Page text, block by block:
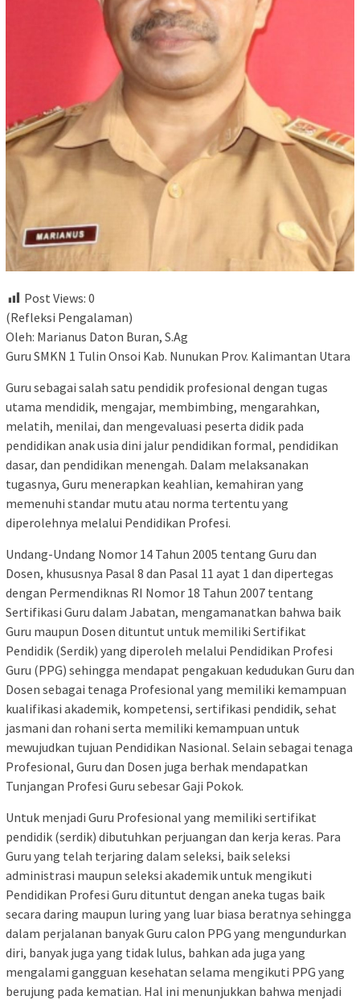
Post Views: 0
(Refleksi Pengalaman)
Oleh: Marianus Daton Buran, S.Ag
Guru SMKN 1 Tulin Onsoi Kab. Nunukan Prov. Kalimantan Utara
Guru sebagai salah satu pendidik profesional dengan tugas
utama mendidik, mengajar, membimbing, mengarahkan,
melatih, menilai, dan mengevaluasi peserta didik pada
pendidikan anak usia dini jalur pendidikan formal, pendidikan
dasar, dan pendidikan menengah. Dalam melaksanakan
tugasnya, Guru menerapkan keahlian, kemahiran yang
memenuhi standar mutu atau norma tertentu yang
diperolehnya melalui Pendidikan Profesi.
Undang-Undang Nomor 14 Tahun 2005 tentang Guru dan
Dosen, khususnya Pasal 8 dan Pasal 11 ayat 1 dan dipertegas
dengan Permendiknas RI Nomor 18 Tahun 2007 tentang
Sertifikasi Guru dalam Jabatan, mengamanatkan bahwa baik
Guru maupun Dosen dituntut untuk memiliki Sertifikat
Pendidik (Serdik) yang diperoleh melalui Pendidikan Profesi
Guru (PPG) sehingga mendapat pengakuan kedudukan Guru dan
Dosen sebagai tenaga Profesional yang memiliki kemampuan
kualifikasi akademik, kompetensi, sertifikasi pendidik, sehat
jasmani dan rohani serta memiliki kemampuan untuk
mewujudkan tujuan Pendidikan Nasional. Selain sebagai tenaga
Profesional, Guru dan Dosen juga berhak mendapatkan
Tunjangan Profesi Guru sebesar Gaji Pokok.
Untuk menjadi Guru Profesional yang memiliki sertifikat
pendidik (serdik) dibutuhkan perjuangan dan kerja keras. Para
Guru yang telah terjaring dalam seleksi, baik seleksi
administrasi maupun seleksi akademik untuk mengikuti
Pendidikan Profesi Guru dituntut dengan aneka tugas baik
secara daring maupun luring yang luar biasa beratnya sehingga
dalam perjalanan banyak Guru calon PPG yang mengundurkan
diri, banyak juga yang tidak lulus, bahkan ada juga yang
mengalami gangguan kesehatan selama mengikuti PPG yang
berujung pada kematian. Hal ini menunjukkan bahwa menjadi